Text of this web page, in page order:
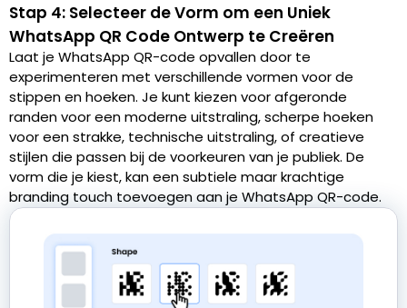
Stap 4: Selecteer de Vorm om een Uniek
WhatsApp QR Code Ontwerp te Creëren
Laat je WhatsApp QR-code opvallen door te
experimenteren met verschillende vormen voor de
stippen en hoeken. Je kunt kiezen voor afgeronde
randen voor een moderne uitstraling, scherpe hoeken
voor een strakke, technische uitstraling, of creatieve
stijlen die passen bij de voorkeuren van je publiek. De
vorm die je kiest, kan een subtiele maar krachtige
branding touch toevoegen aan je WhatsApp QR-code.